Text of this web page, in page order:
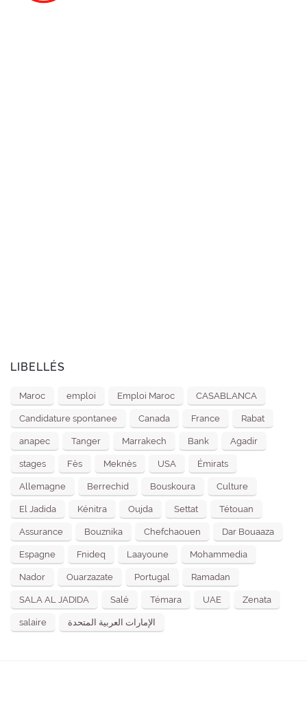
LIBELLÉS
Maroc emploi Emploi Maroc CASABLANCA
Candidature spontanee Canada France Rabat
anapec Tanger Marrakech Bank Agadir
stages Fès Meknès USA Émirats
Allemagne Berrechid Bouskoura Culture
El Jadida Kénitra Oujda Settat Tétouan
Assurance Bouznika Chefchaouen Dar Bouaaza
Espagne Fnideq Laayoune Mohammedia
Nador Ouarzazate Portugal Ramadan
SALA AL JADIDA Salé Témara UAE Zenata
salaire الإمارات العربية المتحدة